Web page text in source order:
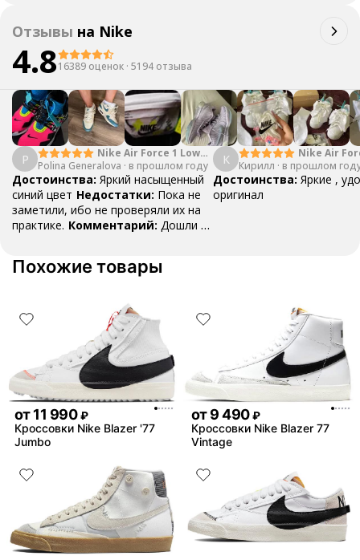
поддержки @unicorn_go_bot,
операторы помогут решить
сложившуюся ситуацию
Отзывы на Nike
4.816389 оценок · 5194 отзыва
P
Nike Air Force 1 Low
College Pack White
Blue
Polina Generalova · в прошлом году
Достоинства: Яркий насыщенный
синий цвет Недостатки: Пока не
заметили, ибо не проверяли их на
практике. Комментарий: Дошли за
К
Nike Air
Yellow
Кирилл · в прошлом
Достоинства: Яркие ,
оригинал
Похожие товары
от11 990 ₽
Кроссовки Nike Blazer '77
Jumbo
от9 490 ₽
Кроссовки Nike Blazer 77
Vintage